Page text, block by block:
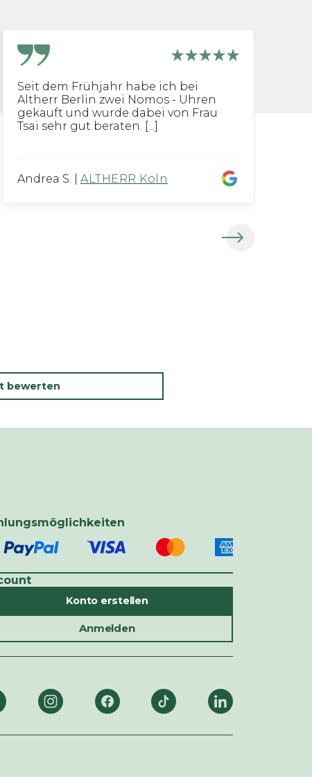
Seit dem Frühjahr habe ich bei
Altherr Berlin zwei Nomos - Uhren
gekauft und wurde dabei von Frau
Tsai sehr gut beraten. [...]
Andrea S. ALTHERR Köln
bewerten
Konto erstellen
Anmelden